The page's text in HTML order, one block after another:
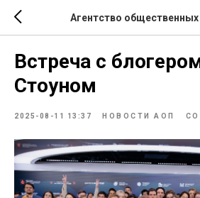
Агентство
Встреча с
Стоуном
2025-08-11 13:37 НОВОСТИ АОП